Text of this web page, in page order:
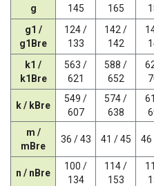
g
145 165
g1 /
g1Bre
124 /
133
142 /
142
k1 /
k1Bre
563 /
621
588 /
652
k / kBre
549 /
607
574 /
638
m /
mBre
36 / 43 41 / 45 46
n / nBre
100 /
134
114 /
153